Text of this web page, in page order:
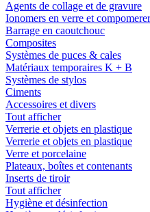
Agents de collage et de gravure
Ionomers en verre et
Barrage en caoutchouc
Composites
Systèmes de puces & cales
Matériaux temporaires K + B
Systèmes de stylos
Ciments
Accessoires et divers
Tout afficher
Verrerie et objets en plastique
Verrerie et objets en plastique
Verre et porcelaine
Plateaux, boîtes et contenants
Inserts de tiroir
Tout afficher
Hygiène et désinfection